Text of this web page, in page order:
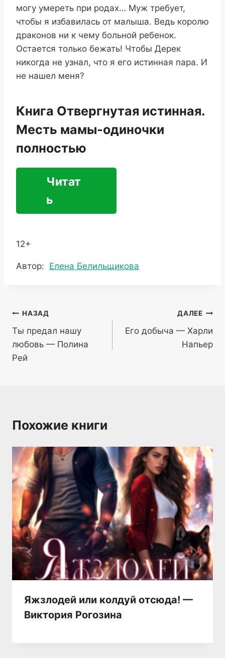
могу умереть при родах… Муж требует,
чтобы я избавилась от малыша. Ведь королю
драконов ни к чему больной ребенок.
Остается только бежать! Чтобы Дерек
никогда не узнал, что я его истинная пара. И
не нашел меня?
Книга Отвергнутая истинная.
Месть мамы-одиночки
полностью
Читат
ь
12+
Метки
Автор: Елена Белильщикова
Навигация
по
записям
НАЗАД
Ты предал нашу
любовь — Полина
Рей
ДАЛЕЕ
Его добыча — Харли
Напьер
Похожие книги
Яжзлодей или колдуй отсюда! —
Виктория Рогозина